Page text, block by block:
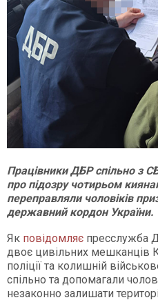
Працівники ДБР спільно з
про підозру чотирьом
переправляли чоловіків
державний кордон України.
Як повідомляє пресслужба
двоє цивільних мешканців
поліції та колишній
спільно та допомагали
незаконно залишати